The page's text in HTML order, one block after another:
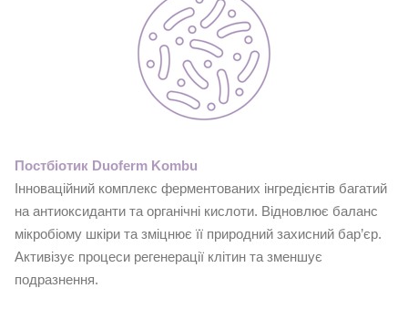
Постбіотик Duoferm Kombu
Інноваційний комплекс ферментованих інгредієнтів багатий
на антиоксиданти та органічні кислоти. Відновлює баланс
мікробіому шкіри та зміцнює її природний захисний бар’єр.
Активізує процеси регенерації клітин та зменшує
подразнення.